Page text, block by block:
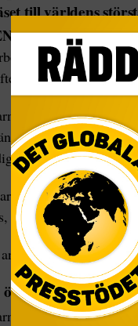
till världens
|Växten
arter. Dess
Science.
från The
studera hur
en känsla att just
lite misstänksamma
säger forskaren
blommar och
rön var tänkta att